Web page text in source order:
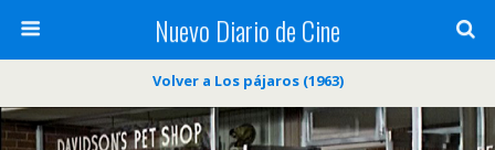
Nuevo Diario de Cine
Volver a Los pájaros (1963)